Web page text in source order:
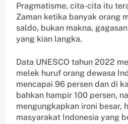
Pragmatisme, cita-cita itu
Zaman ketika banyak orang
saldo, bukan makna,
yang kian langka.
Data UNESCO tahun 2022
melek huruf orang dewasa
mencapai 96 persen dan di
bahkan hampir 100 persen,
mengungkapkan ironi besar,
masyarakat Indonesia yang